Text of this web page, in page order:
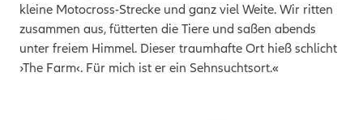
kleine Motocross-Strecke und ganz viel Weite. Wir ritten
zusammen aus, fütterten die Tiere und saßen abends
unter freiem Himmel. Dieser traumhafte Ort hieß schlicht
›The Farm‹. Für mich ist er ein Sehnsuchtsort.«